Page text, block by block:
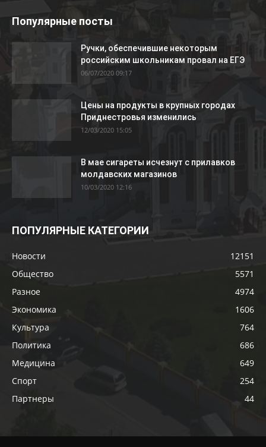
Популярные посты
Ручки, обеспечившие некоторым
российским школьникам провал на ЕГЭ
06/07/2020 09:17
Цены на продукты в крупных городах
Приднестровья изменились
12/03/2020 15:05
В мае сигареты исчезнут с прилавков
молдавских магазинов
10/03/2020 12:16
ПОПУЛЯРНЫЕ КАТЕГОРИИ
Новости
12151
Общество
5571
Разное
4974
Экономика
1606
Культура
764
Политика
686
Медицина
649
Спорт
254
Партнеры
44